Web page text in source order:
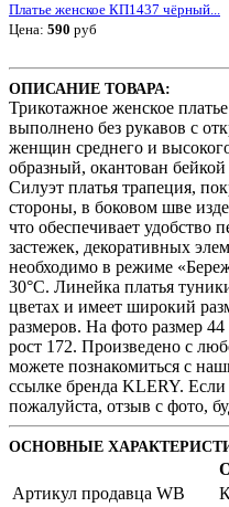
Платье женское КП1437 чёрный...
Цена: 590 руб
ОПИСАНИЕ ТОВАРА:
Трикотажное женское
выполнено без рукавов с
женщин среднего и
образный, окантован
Силуэт платья трапеция,
стороны, в боковом шве
что обеспечивает удобство
застежек, декоративных
необходимо в режиме
30°C. Линейка платья
цветах и имеет широкий
размеров. На фото размер
рост 172. Произведено с
можете познакомиться с
ссылке бренда KLERY. Если
пожалуйста, отзыв с фото,
ОСНОВНЫЕ
Артикул продавца WB